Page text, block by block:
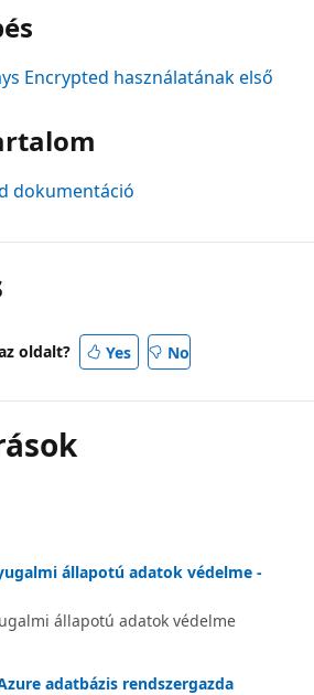
Encrypted használatának első
dokumentáció
oldalt? Yes No
állapotú adatok védelme -
állapotú adatok védelme
adatbázis rendszergazda